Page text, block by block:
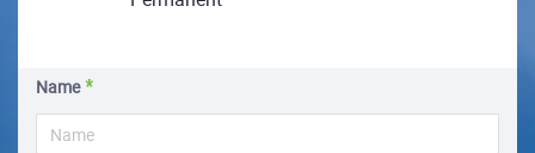
Name